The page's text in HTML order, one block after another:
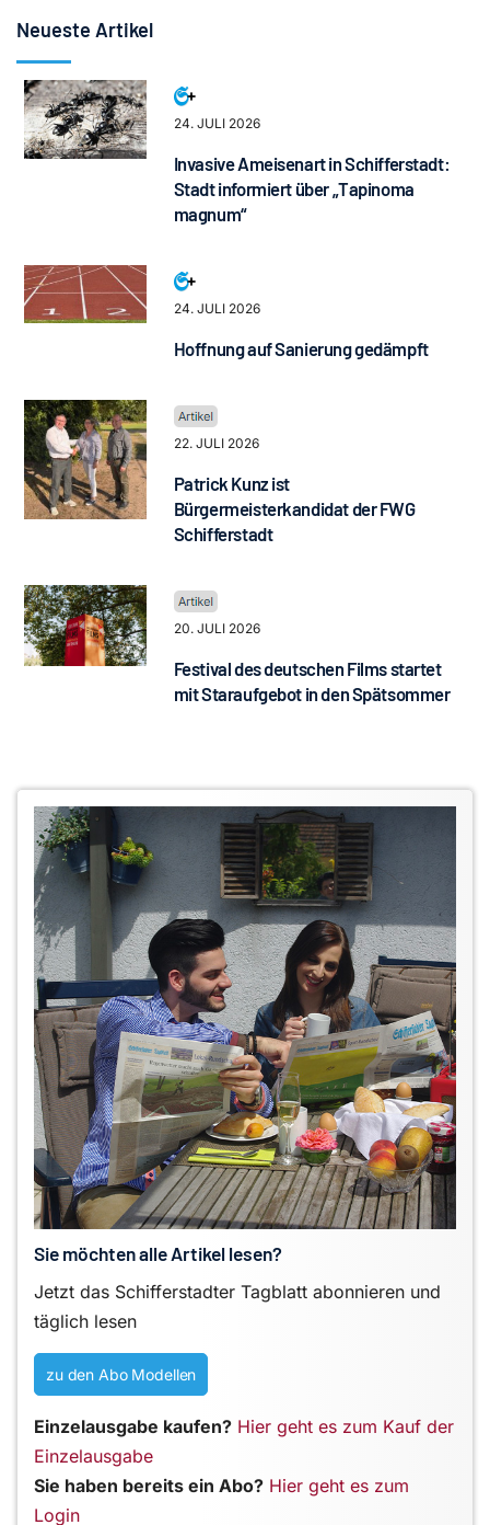
Neueste Artikel
24. JULI 2026
Invasive Ameisenart in Schifferstadt:
Stadt informiert über „Tapinoma
magnum“
24. JULI 2026
Hoffnung auf Sanierung gedämpft
22. JULI 2026
Patrick Kunz ist
Bürgermeisterkandidat der FWG
Schifferstadt
20. JULI 2026
Festival des deutschen Films startet
mit Staraufgebot in den Spätsommer
Sie möchten alle Artikel lesen?
Jetzt das Schifferstadter Tagblatt abonnieren und
täglich lesen
zu den Abo Modellen
Einzelausgabe kaufen? Hier geht es zum Kauf der
Einzelausgabe
Sie haben bereits ein Abo? Hier geht es zum
Login